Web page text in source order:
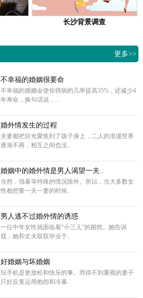
长沙背景调查
更多>>
不幸福的婚姻很要命
不幸福的婚姻会使你得病的几率提高35%，还减少4
年寿命，换句话说，..
婚外情发生的过程
夫妻都把目光聚焦到了孩子身上，二人的浪漫世界
逐渐不再，相互之间也没..
婚姻中的婚外情是男人渴望一夫..
当然，强暴等特殊的情况除外。所以，当大多数女
性都想要一夫一妻的时候..
男人逃不过婚外情的诱惑
一位中年女性就面临着“小三儿”的困扰。她告诉
我，她和丈夫双双毕业于..
好婚姻与坏婚姻
玩手机是更放松和快乐的事。而得不到重视的妻子
只好反复运用抱怨和冷暴..